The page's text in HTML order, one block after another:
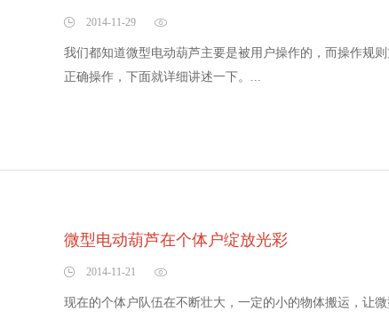
2014-11-29
我们都知道微型电动葫芦主要是被用户操作的，而操作规
正确操作，下面就详细讲述一下。...
微型电动葫芦在个体户绽放光彩
2014-11-21
现在的个体户队伍在不断壮大，一定的小的物体搬运，让